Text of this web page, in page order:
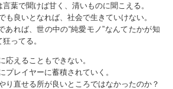
言葉で聞けば甘く、清いものに聞こえる。
も良いとなれば、社会で生きていけない。
あれば、世の中の“純愛モノ”なんてたかが知
ってる。
応えることもできない。
プレイヤーに蓄積されていく。
り直せる所が良いところではなかったのか？